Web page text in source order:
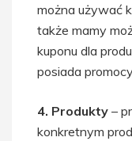
można używać
także mamy
kuponu dla
posiada
4. Produkty –
konkretnym